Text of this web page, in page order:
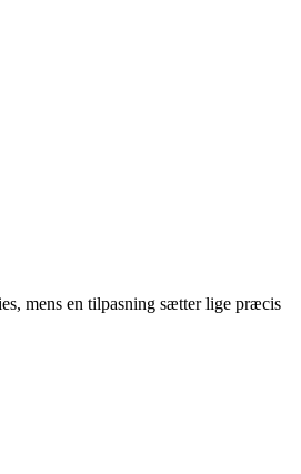
mens en tilpasning sætter lige præcis